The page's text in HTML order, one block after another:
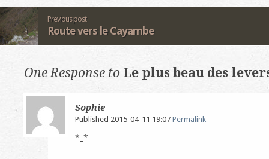
Previous post
Route vers le Cayambe
One Response to Le plus beau des
Sophie
Published 2015-04-11 19:07 Permalink
*_*